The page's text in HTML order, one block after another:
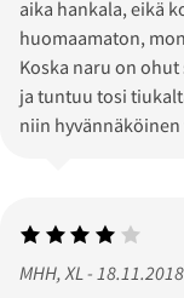
aika hankala, eikä
huomaamaton,
Koska naru on
ja tuntuu tosi
niin
MHH, XL - 18.11.2018